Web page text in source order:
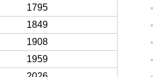
1795
1849
1908
1959